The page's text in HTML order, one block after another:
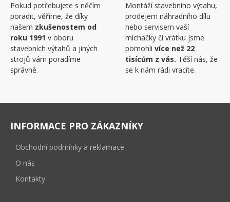
Pokud potřebujete s něčím
poradit, věříme, že díky
našem zkušenostem od
roku 1991 v oboru
stavebních výtahů a jiných
strojů vám poradíme
správně.
Montáží stavebního výtahu,
prodejem náhradního dílu
nebo servisem vaší
míchačky či vrátku jsme
pomohli více než 22
tisícům z vás. Těší nás, že
se k nám rádi vracíte.
INFORMACE PRO ZÁKAZNÍKY
Obchodní podmínky a reklamace
O nás
Kontakty